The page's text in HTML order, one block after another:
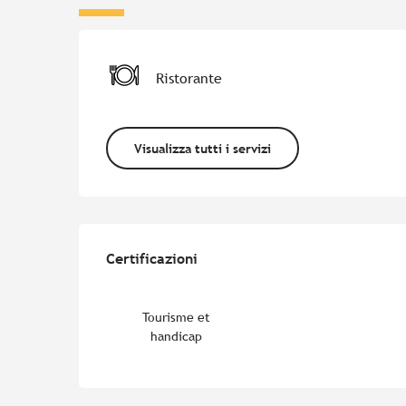
Ristorante
Visualizza tutti i servizi
Certificazioni
Certificazioni
Tourisme et
handicap